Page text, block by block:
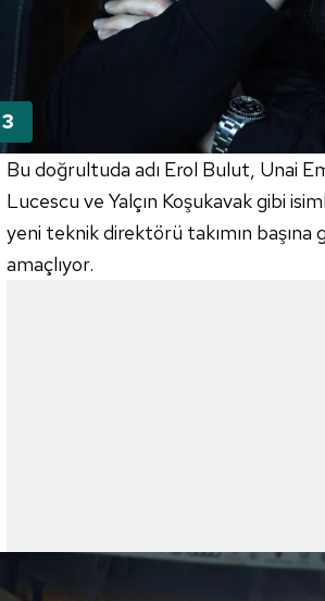
Çerezlere ilişkin tercihlerinizi
Çerez
6698 sayılı Kişisel Verilerin
mevzuata uygun olarak
Bu doğrultuda adı Erol Bulut, Unai
Lucescu ve Yalçın Koşukavakgibi
yeni teknik direktörü takımın başına
amaçlıyor.